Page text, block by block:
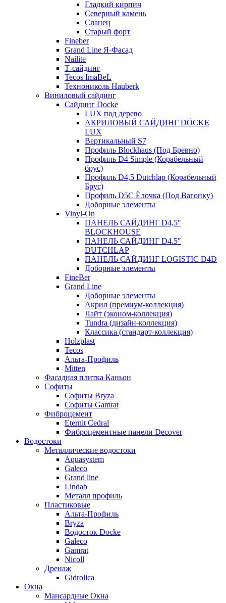
Гладкий кирпич
Северный камень
Сланец
Старый форт
Fineber
Grand Line Я-Фасад
Nailite
Т-сайдинг
Tecos ImaBeL
Технониколь Hauberk
Виниловый сайдинг
Сайдинг Docke
LUX под дерево
АКРИЛОВЫЙ САЙДИНГ DÖCKE
LUX
Вертикальный S7
Профиль Blockhaus (Под Бревно)
Профиль D4 Simple (Корабельный
брус)
Профиль D4,5 Dutchlap (Корабельный
Брус)
Профиль D5C Ёлочка (Под Вагонку)
Доборные элементы
Vinyl-On
ПАНЕЛЬ САЙДИНГ D4,5″
BLOCKHOUSE
ПАНЕЛЬ САЙДИНГ D4.5″
DUTCHLAP
ПАНЕЛЬ САЙДИНГ LOGISTIC D4D
Доборные элементы
FineBer
Grand Line
Доборные элементы
Акрил (премиум-коллекция)
Лайт (эконом-коллекция)
Tundra (дизайн-коллекция)
Классика (стандарт-коллекция)
Holzplast
Tecos
Альта-Профиль
Mitten
Фасадная плитка Каньон
Софиты
Софиты Bryza
Софиты Gamrat
Фиброцемент
Eternit Cedral
Фиброцементные панели Decover
Водостоки
Металлические водостоки
Aquasystem
Galeco
Grand line
Lindab
Металл профиль
Пластиковые
Альта-Профиль
Bryza
Водосток Docke
Galeco
Gamrat
Nicoll
Дренаж
Gidrolica
Окна
Мансардные Окна